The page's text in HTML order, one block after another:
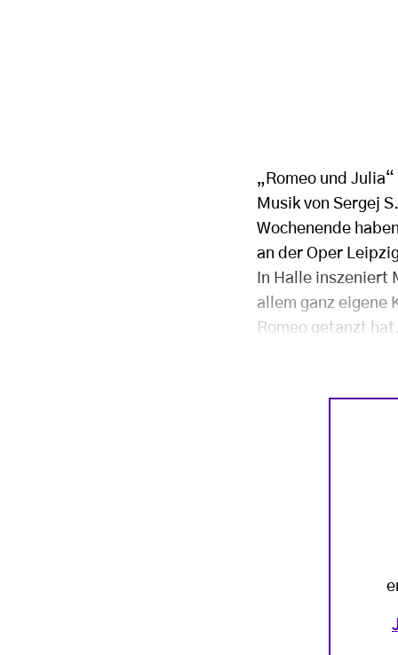
„Romeo und
Musik von Sergej
Wochenende
an der Oper
In Halle inszeniert
allem ganz eigene
Romeo getanzt